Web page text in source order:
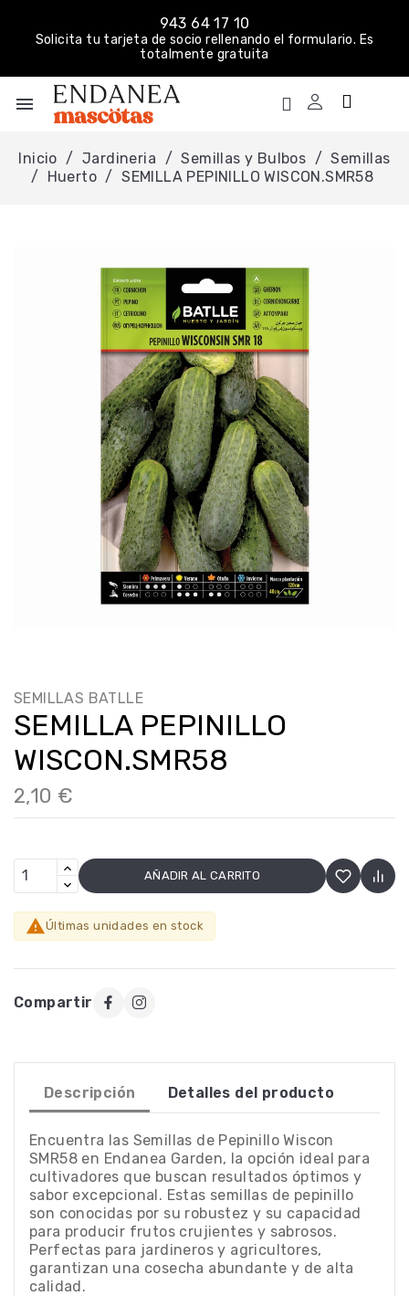
943 64 17 10
Solicita tu tarjeta de socio rellenando el formulario. Es
totalmente gratuita
menu
Inicio Jardineria Semillas y Bulbos
Semillas
Huerto
SEMILLA PEPINILLO WISCON.SMR58
SEMILLAS BATLLE
SEMILLA PEPINILLO
WISCON.SMR58
2,10 €
AÑADIR AL CARRITO
Últimas unidades en stock
Compartir
Descripción Detalles del producto
Encuentra las Semillas de Pepinillo Wiscon
SMR58 en Endanea Garden, la opción ideal para
cultivadores que buscan resultados óptimos y
sabor excepcional. Estas semillas de pepinillo
son conocidas por su robustez y su capacidad
para producir frutos crujientes y sabrosos.
Perfectas para jardineros y agricultores,
garantizan una cosecha abundante y de alta
calidad.